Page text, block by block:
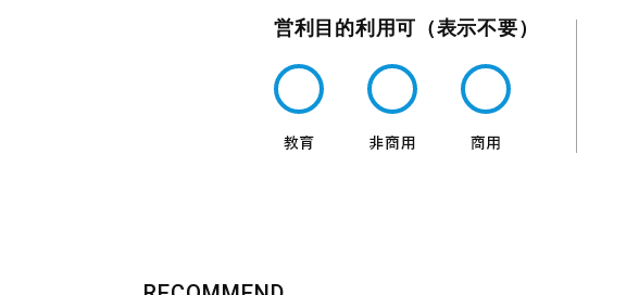
営利目的利用可（表示不要）